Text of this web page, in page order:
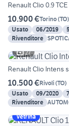
Renault Clio 0.9
10.900 €Torino(TO)
Usato
06/2019
Rivenditore
27
Renault Clio Intens
10.500 €Rivoli(TO)
Usato
09/2020
Rivenditore
Vetrina